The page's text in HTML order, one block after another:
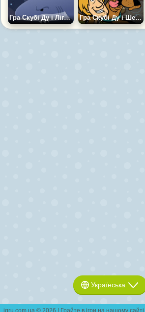
Гра Скубі Ду і Лігво Нептуна Гра Скубі Ду і Шеггі на Банкеті
Українська
igru.com.ua © 2026 | Грайте в ігри на нашому сайті